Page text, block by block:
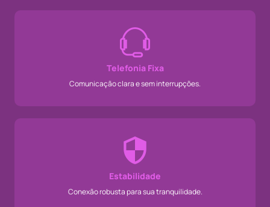
Telefonia Fixa
Comunicação clara e sem interrupções.
Estabilidade
Conexão robusta para sua tranquilidade.